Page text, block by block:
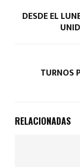
DESDE EL
TURNOS
RELACIONADAS